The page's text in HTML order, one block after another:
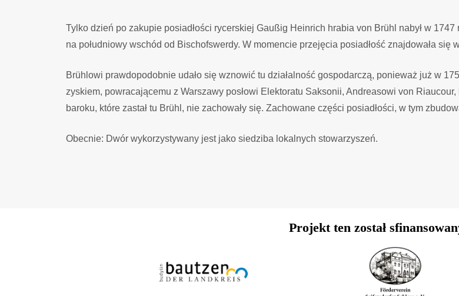
Tylko dzień po zakupie posiadłości rycerskiej Gaußig Heinrich hrabia von Brühl nabył w
na południowy wschód od Bischofswerdy. W momencie przejęcia posiadłość znajdowała się
Brühlowi prawdopodobnie udało się wznowić tu działalność gospodarczą, ponieważ już w
zyskiem, powracającemu z Warszawy posłowi Elektoratu Saksonii, Andreasowi von
baroku, które zastał tu Brühl, nie zachowały się. Zachowane części posiadłości, w tym
Obecnie: Dwór wykorzystywany jest jako siedziba lokalnych stowarzyszeń.
Projekt ten został